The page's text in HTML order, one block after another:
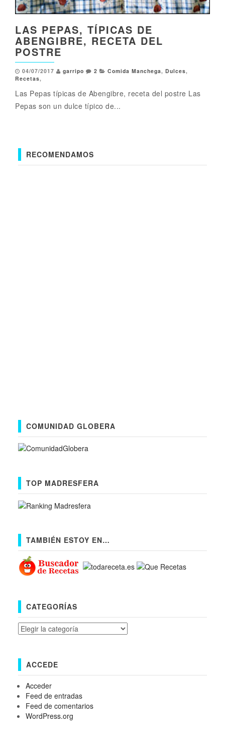
LAS PEPAS, TÍPICAS DE
ABENGIBRE, RECETA DEL
POSTRE
04/07/2017 garripo 2 Comida Manchega, Dulces,
Recetas,
Las Pepas típicas de Abengibre, receta del postre Las
Pepas son un dulce típico de...
RECOMENDAMOS
COMUNIDAD GLOBERA
TOP MADRESFERA
TAMBIÉN ESTOY EN…
CATEGORÍAS
Categorías
ACCEDE
Acceder
Feed de entradas
Feed de comentarios
WordPress.org